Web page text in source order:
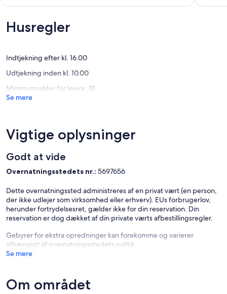
(1
anmeldelse)
Husregler
Indtjekning efter kl. 16.00
Udtjekning inden kl. 10.00
Minimumsalder for lejere: 18
Se mere
Vigtige oplysninger
Godt at vide
Overnatningsstedets nr.: 5697656
Dette overnatningssted administreres af en privat vært (en person,
der ikke udlejer som virksomhed eller erhverv). EUs forbrugerlov,
herunder fortrydelsesret, gælder ikke for din reservation. Din
reservation er dog dækket af din private værts afbestillingsregler.
Gebyrer for ekstra opredninger kan forekomme og varierer
afhængigt af overnatningsstedets politik
Se mere
Om området